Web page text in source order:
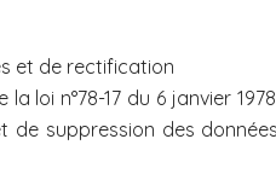
et de rectification
loi n°78-17 du 6 janvier
suppression des